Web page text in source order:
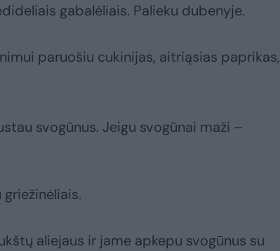
gabalėliais. Palieku dubenyje.
paruošiu cukinijas, aitriąsias paprikas,
svogūnus. Jeigu svogūnai maži –
aliejaus ir jame apkepu svogūnus su